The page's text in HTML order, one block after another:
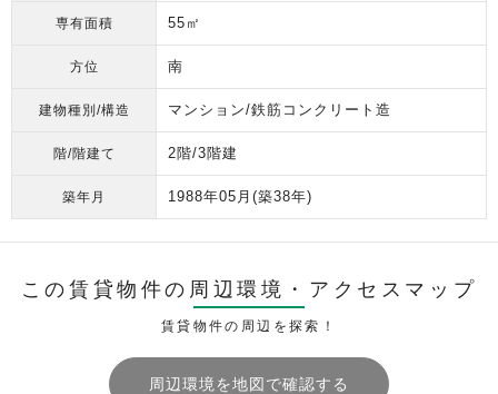
専有面積 55㎡
方位 南
建物種別/構造 マンション/鉄筋コンクリート造
階/階建て 2階/3階建
築年月 1988年05月 (築38年)
この賃貸物件の周辺環境・ アクセスマップ
賃貸物件の周辺を探索！
周辺環境を地図で確認する